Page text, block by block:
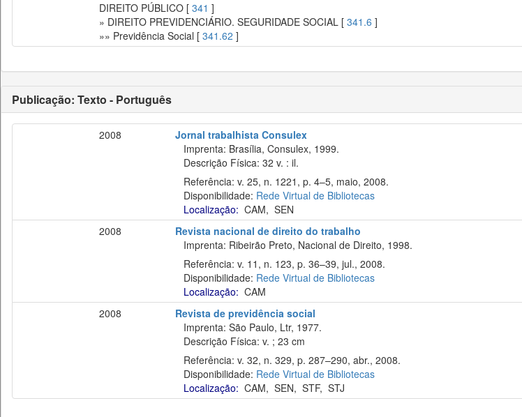
DIREITO PÚBLICO [ 341 ]
» DIREITO PREVIDENCIÁRIO. SEGURIDADE SOCIAL [ 341.6 ]
»» Previdência Social [ 341.62 ]
Publicação: Texto - Português
2008
Jornal trabalhista Consulex
Imprenta: Brasília, Consulex, 1999.
Descrição Física: 32 v. : il.
Referência: v. 25, n. 1221, p. 4–5, maio, 2008.
Disponibilidade: Rede Virtual de Bibliotecas
Localização: CAM, SEN
2008
Revista nacional de direito do trabalho
Imprenta: Ribeirão Preto, Nacional de Direito, 1998.
Referência: v. 11, n. 123, p. 36–39, jul., 2008.
Disponibilidade: Rede Virtual de Bibliotecas
Localização: CAM
2008
Revista de previdência social
Imprenta: São Paulo, Ltr, 1977.
Descrição Física: v. ; 23 cm
Referência: v. 32, n. 329, p. 287–290, abr., 2008.
Disponibilidade: Rede Virtual de Bibliotecas
Localização: CAM, SEN, STF, STJ